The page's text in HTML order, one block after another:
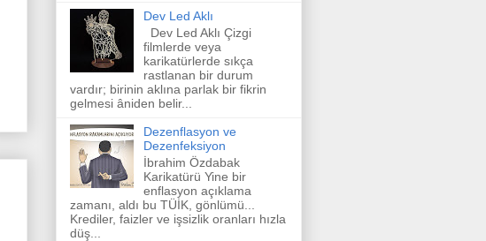
Dev Led Aklı
Dev Led Aklı Çizgi
filmlerde veya
karikatürlerde sıkça
rastlanan bir durum
vardır; birinin aklına parlak bir fikrin
gelmesi âniden belir...
Dezenflasyon ve
Dezenfeksiyon
İbrahim Özdabak
Karikatürü Yine bir
enflasyon açıklama
zamanı, aldı bu TÜİK, gönlümü...
Krediler, faizler ve işsizlik oranları hızla
düş...